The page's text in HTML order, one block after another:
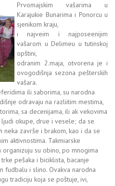
Prvomajskim vašarima u
Karajukie Bunarima i Ponorcu u
sjenikom kraju,
i najveim i najposeenijim
vašarom u Delimeu u tutinskoj
opštini,
odranim 2.maja, otvorena je i
ovogodišnja sezona pešterskih
vašara.
ili saborima, su narodna
odravaju na razliitim mestima,
sa decenijama, ili ak vekovima
okupe, drue i vesele; da se
završe i brakom, kao i da se
aktivnostima. Takmiarske
su obino, po mnogima
pešaka i biciklista, bacanje
fudbalu i slino. Ovakva narodna
tradiciju koja se poštuje, ivi,